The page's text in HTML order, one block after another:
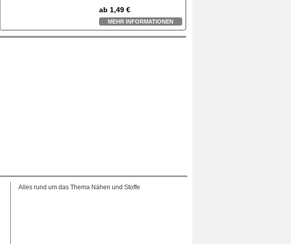
ab 1,49 €
MEHR INFORMATIONEN
Alles rund um das Thema Nähen und Stoffe